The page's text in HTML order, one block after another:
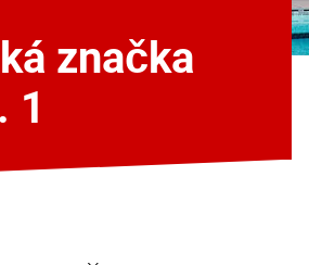
značka
1